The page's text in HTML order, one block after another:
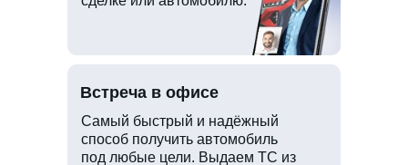
Самый быстрый и надёжный
способ получить автомобиль
под любые цели. Выдаем ТС из
Встреча в офисе